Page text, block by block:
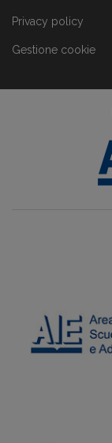
Privacy policy
Gestione cookie